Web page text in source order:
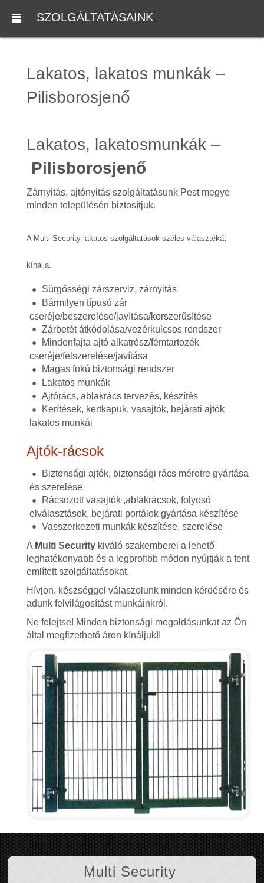
SZOLGÁLTATÁSAINK
Lakatos, lakatos munkák –
Pilisborosjenő
Lakatos, lakatosmunkák –
Pilisborosjenő
Zárnyitás, ajtónyitás szolgáltatásunk Pest megye
minden településén biztosítjuk.
A Multi Security lakatos szolgáltatások széles választékát
kínálja.
Sürgősségi zárszerviz, zárnyitás
Bármilyen típusú zár
cseréje/beszerelése/javítása/korszerűsítése
Zárbetét átkódolása/vezérkulcsos rendszer
Mindenfajta ajtó alkatrész/fémtartozék
cseréje/felszerelése/javítása
Magas fokú biztonsági rendszer
Lakatos munkák
Ajtórács, ablakrács tervezés, készítés
Kerítések, kertkapuk, vasajtók, bejárati ajtók
lakatos munkái
Ajtók-rácsok
Biztonsági ajtók, biztonsági rács méretre gyártása
és szerelése
Rácsozott vasajtók ,ablakrácsok, folyosó
elválasztások, bejárati portálok gyártása készítése
Vasszerkezeti munkák készítése, szerelése
A Multi Securitykiváló szakemberei a lehető
leghatékonyabb és a legprofibb módon nyújtják a fent
említett szolgáltatásokat.
Hívjon, készséggel válaszolunk minden kérdésére és
adunk felvilágosítást munkáinkról.
Ne felejtse! Minden biztonsági megoldásunkat az Ön
által megfizethető áron kínáljuk!!
Multi Security